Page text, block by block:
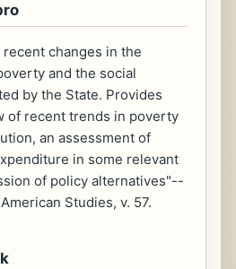
changes in the
and the social
by the State. Provides
of recent trends in poverty
an assessment of
in some relevant
of policy alternatives"--
Studies, v. 57.